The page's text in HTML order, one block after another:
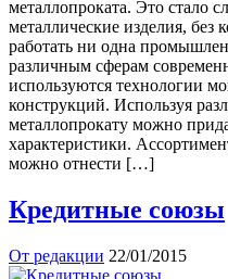
металлопроката. Это стало
металлические изделия,
работать ни одна
различным сферам
используются технологии
конструкций. Используя
металлопрокату можно
характеристики.
можно отнести […]
Кредитные союзы
От редакции 22/01/2015